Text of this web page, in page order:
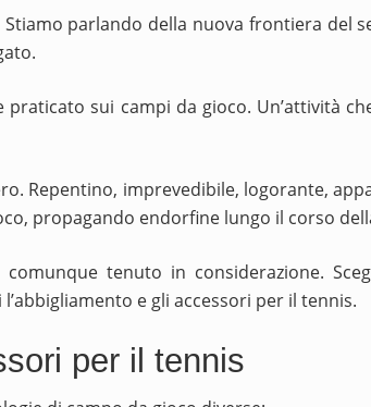
parlando della nuova frontiera del
sui campi da gioco. Un’attività
Repentino, imprevedibile, logorante,
propagando endorfine lungo il corso
tenuto in considerazione.
e gli accessori per il tennis.
per il tennis